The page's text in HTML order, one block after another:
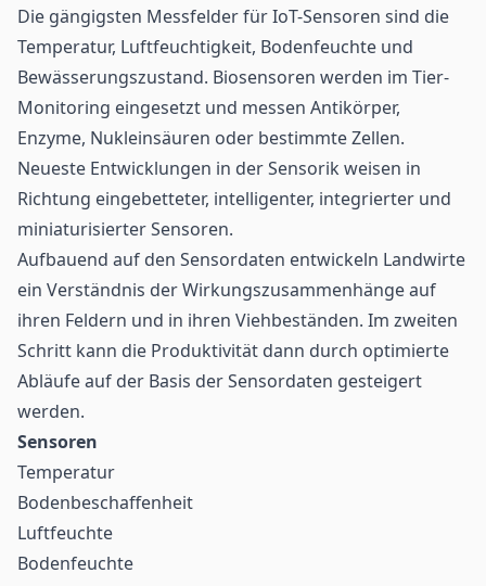
Die gängigsten Messfelder fürIoT-Sensoren sind die
Temperatur, Luftfeuchtigkeit, Bodenfeuchte und
Bewässerungszustand. Biosensoren werden im Tier-
Monitoring eingesetzt und messen Antikörper,
Enzyme, Nukleinsäuren oder bestimmte Zellen.
Neueste Entwicklungen in derSensorik weisen in
Richtung eingebetteter, intelligenter, integrierter und
miniaturisierter Sensoren.
Aufbauend auf den Sensordaten entwickeln Landwirte
ein Verständnis der Wirkungszusammenhänge auf
ihren Feldern und in ihren Viehbeständen. Im zweiten
Schritt kann die Produktivität dann durch optimierte
Abläufe auf der Basis der Sensordaten gesteigert
werden.
Sensoren
Temperatur
Bodenbeschaffenheit
Luftfeuchte
Bodenfeuchte